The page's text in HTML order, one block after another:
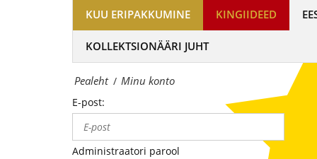
Mündiäri
on
tuntumate
rahapajade
kollektsioonimüntide
ja
KUU ERIPAKKUMINE KINGIIDEED
KOLLEKTSIONÄÄRI JUHT
Pealeht / Minu konto
E-post:
Administraatori parool
medalite
Eestis